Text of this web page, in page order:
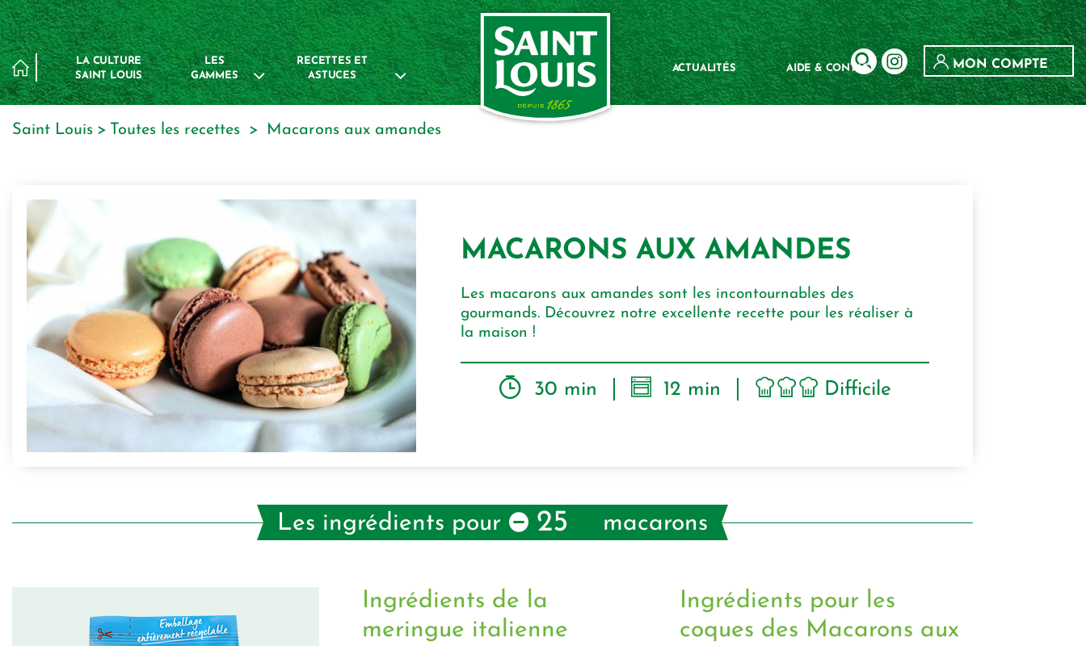
LA CULTURE
SAINT LOUIS
LES
GAMMES
RECETTES ET
ASTUCES
ACTUALITÉS AIDE & CONTACT MON COMPTE
Saint Louis toutes les recettes macarons aux amandes
MACARONS AUX AMANDES
Les macarons aux amandes sont les incontournables des
gourmands. Découvrez notre excellente recette pour les réaliser à
la maison !
30 min 12 min Difficile
Les ingrédients pour 25 macarons
Ingrédients de la
meringue italienne
Ingrédients pour les
coques des Macarons aux
Panneau de gestion des cookies